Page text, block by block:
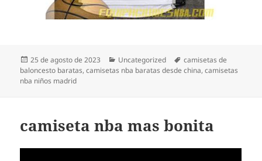
Publicado
el
25 de agosto de 2023 Categorías
Uncategorized Etiquetas
camisetas de
baloncesto baratas,camisetas nba baratas desde china,camisetas
nba niños madrid
camiseta nba mas bonita